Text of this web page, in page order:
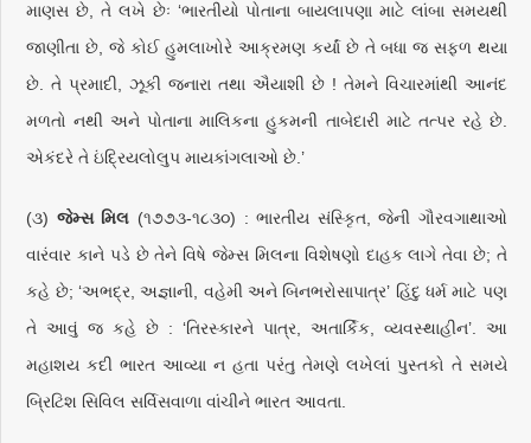
માણસ છે, તે લખે છેઃ ‘ભારતીયો પોતાના બાયલાપણા માટે લાંબા સમયથી
જાણીતા છે, જે કોઈ હુમલાખોરે આક્રમણ કર્યાં છે તે બધા જ સફળ થયા
છે. તે પ્રમાદી, ઝૂકી જનારા તથા ઐયાશી છે ! તેમને વિચારમાંથી આનંદ
મળતો નથી અને પોતાના માલિકના હુકમની તાબેદારી માટે તત્પર રહે છે.
એકંદરે તે ઇંદ્રિયલોલુપ માયકાંગલાઓ છે.’
(૩) જેમ્સ મિલ (૧૭૭૩-૧૮૩૦) : ભારતીય સંસ્કૃિત, જેની ગૌરવગાથાઓ
વારંવાર કાને પડે છે તેને વિષે જેમ્સ મિલના વિશેષણો દાહક લાગે તેવા છે; તે
કહે છે; ‘અભદ્ર, અજ્ઞાની, વહેમી અને બિનભરોસાપાત્ર’ હિંદુ ધર્મ માટે પણ
તે આવું જ કહે છે : ‘તિરસ્કારને પાત્ર, અતાર્કિક, વ્યવસ્થાહીન’. આ
મહાશય કદી ભારત આવ્યા ન હતા પરંતુ તેમણે લખેલાં પુસ્તકો તે સમયે
બ્રિટિશ સિવિલ સર્વિસવાળા વાંચીને ભારત આવતા.